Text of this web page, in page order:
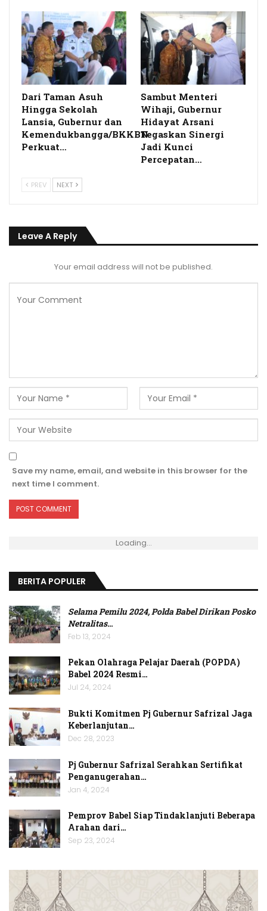
Dari Taman Asuh
Hingga Sekolah
Lansia, Gubernur dan
Kemendukbangga/BKKBN
Perkuat…
Sambut Menteri
Wihaji, Gubernur
Hidayat Arsani
Tegaskan Sinergi
Jadi Kunci
Percepatan…
PREV NEXT
Leave A Reply
Your email address will not be published.
Save my name, email, and website in this browser for the
next time I comment.
Loading...
BERITA POPULER
Selama Pemilu 2024, Polda Babel Dirikan Posko
Netralitas…
Feb 13, 2024
Pekan Olahraga Pelajar Daerah (POPDA)
Babel 2024 Resmi…
Jul 24, 2024
Bukti Komitmen Pj Gubernur Safrizal Jaga
Keberlanjutan…
Dec 28, 2023
Pj Gubernur Safrizal Serahkan Sertifikat
Penganugerahan…
Jan 4, 2024
Pemprov Babel Siap Tindaklanjuti Beberapa
Arahan dari…
Sep 23, 2024